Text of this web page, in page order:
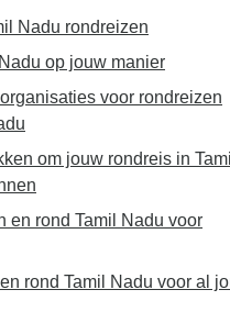
Nadu rondreizen
op jouw manier
voor rondreizen
om jouw rondreis in Tamil
en rond Tamil Nadu voor
rond Tamil Nadu voor al